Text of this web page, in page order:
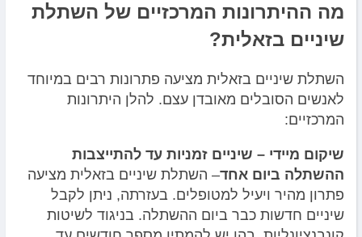
מה ההיתרונות המרכזיים של השתלת
שיניים בזאלית?
השתלת שיניים בזאלית מציעה פתרונות רבים במיוחד
לאנשים הסובלים מאובדן עצם. להלן היתרונות
המרכזיים:
שיקום מיידי – שיניים זמניות עד להתייצבות
ההשתלה ביום אחד– השתלת שיניים בזאלית מציעה
פתרון מהיר ויעיל למטופלים. בעזרתה, ניתן לקבל
שיניים חדשות כבר ביום ההשתלה. בניגוד לשיטות